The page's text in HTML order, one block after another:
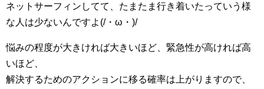
ネットサーフィンしてて、たまたま行き着いたっていう様
な人は少ないんですよ(/・ω・)/
悩みの程度が大きければ大きいほど、緊急性が高ければ高
いほど、
解決するためのアクションに移る確率は上がりますので、